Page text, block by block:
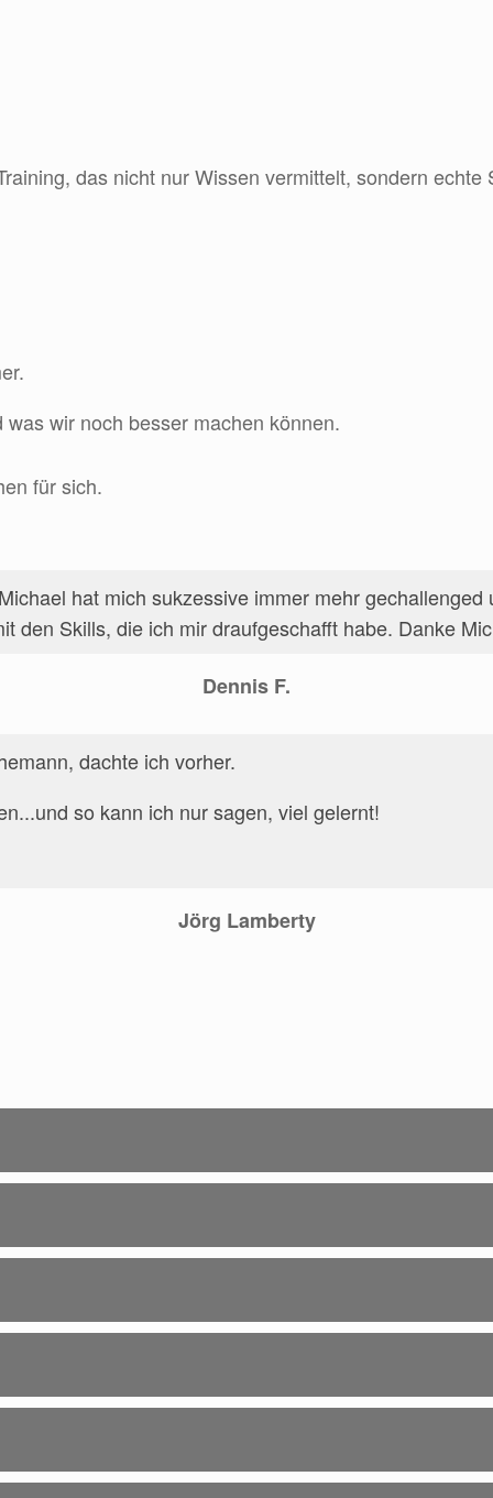
das nicht nur Wissen vermittelt, sondern echte
wir noch besser machen können.
für sich.
hat mich sukzessive immer mehr
Skills, die ich mir draufgeschafft habe. Danke
Dennis F.
dachte ich vorher.
so kann ich nur sagen, viel gelernt!
Jörg Lamberty